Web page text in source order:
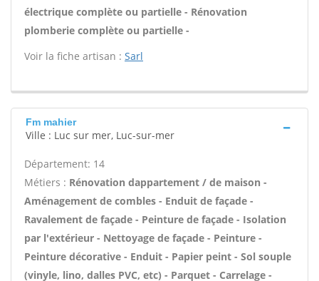
électrique complète ou partielle - Rénovation
plomberie complète ou partielle -
Voir la fiche artisan : Sarl
Fm mahier
Ville : Luc sur mer, Luc-sur-mer
Département: 14
Métiers : Rénovation dappartement / de maison -
Aménagement de combles - Enduit de façade -
Ravalement de façade - Peinture de façade - Isolation
par l'extérieur - Nettoyage de façade - Peinture -
Peinture décorative - Enduit - Papier peint - Sol souple
(vinyle, lino, dalles PVC, etc) - Parquet - Carrelage -